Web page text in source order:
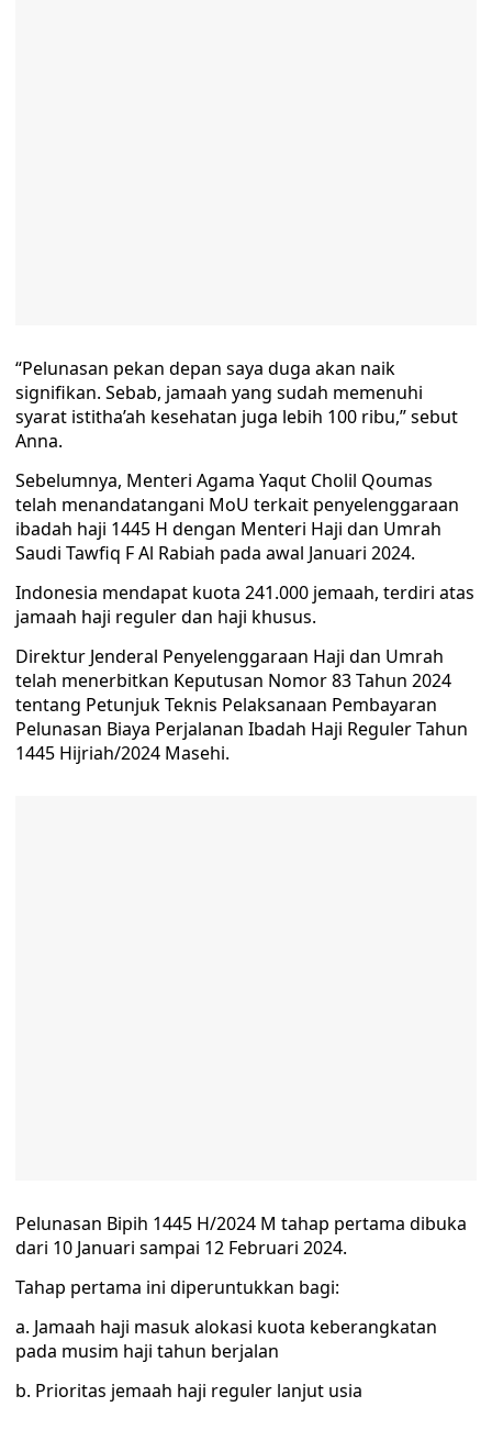
“Pelunasan pekan depan saya duga akan naik
signifikan. Sebab, jamaah yang sudah memenuhi
syarat istitha’ah kesehatan juga lebih 100 ribu,” sebut
Anna.
Sebelumnya, Menteri Agama Yaqut Cholil Qoumas
telah menandatangani MoU terkait penyelenggaraan
ibadah haji 1445 H dengan Menteri Haji dan Umrah
Saudi Tawfiq F Al Rabiah pada awal Januari 2024.
Indonesia mendapat kuota 241.000 jemaah, terdiri atas
jamaah haji reguler dan haji khusus.
Direktur Jenderal Penyelenggaraan Haji dan Umrah
telah menerbitkan Keputusan Nomor 83 Tahun 2024
tentang Petunjuk Teknis Pelaksanaan Pembayaran
Pelunasan Biaya Perjalanan Ibadah Haji Reguler Tahun
1445 Hijriah/2024 Masehi.
Pelunasan Bipih 1445 H/2024 M tahap pertama dibuka
dari 10 Januari sampai 12 Februari 2024.
Tahap pertama ini diperuntukkan bagi:
a. Jamaah haji masuk alokasi kuota keberangkatan
pada musim haji tahun berjalan
b. Prioritas jemaah haji reguler lanjut usia